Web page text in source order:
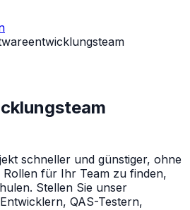
schneller und günstiger, ohne
für Ihr Team zu finden,
Stellen Sie unser
QAS-Testern,